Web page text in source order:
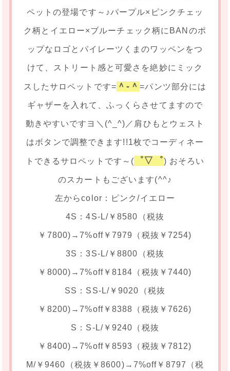
ペットの登場です～♪パープル×ピンクチェッ
ク柄とイエロー×ブルーチェック柄にBANのポ
ップなロゴとパイレーツくまのワッペンをつ
けて、ストリート感と可愛さを絶妙にミック
スしたサロペットです= ＾-＾=パンツ部分には
ギャザーを入れて、ふっくらさせてますので
動きやすいですヨ＼(^_^)／肩ひもとウェスト
はボタンで調整できます!!1枚でコーディネー
トできるサロペットです～( ゜▽゜) おそろい
のスカートもございます(^^♪
左からcolor：ピンク/イエロー
4S：4S-L/￥8580（税抜
￥7800)→7%off￥7979（税抜￥7254)
3S：3S-L/￥8800（税抜
￥8000)→7%off￥8184（税抜￥7440)
SS：SS-L/￥9020（税抜
￥8200)→7%off￥8388（税抜￥7626)
S：S-L/￥9240（税抜
￥8400)→7%off￥8593（税抜￥7812)
M/￥9460（税抜￥8600)→7%off￥8797（税